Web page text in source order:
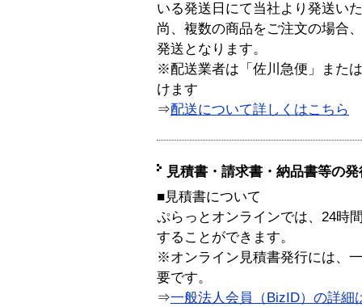
いる発送日にて当社より発送い
尚、複数の商品をご注文の場合
発送となります。
※配送業者は「佐川急便」また
けます
⇒配送について詳しくはこちら
見積書・請求書・納品書等の
■見積書について
ぷらっとオンラインでは、24時
することができます。
※オンライン見積書発行には、
要です。
⇒一般法人会員（BizID）の詳細